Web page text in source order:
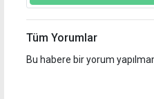
Tüm Yorumlar
Bu habere bir yorum